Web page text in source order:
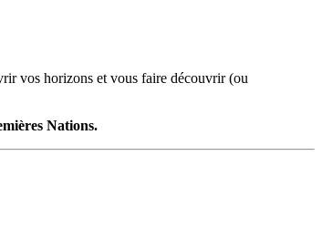
vos horizons et vous faire découvrir (ou
Nations.